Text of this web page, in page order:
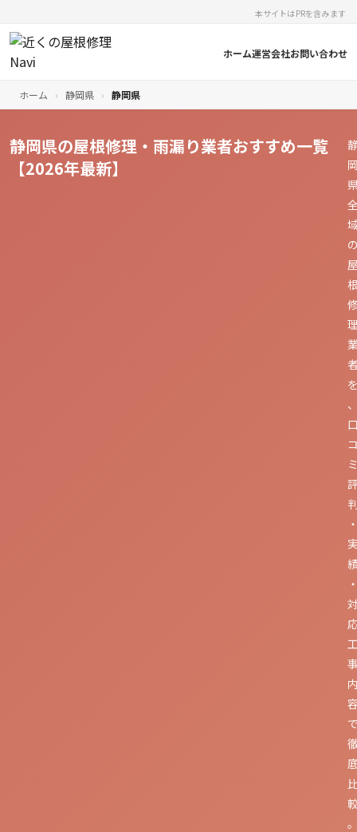
本サイトはPRを含みます
ホーム運営会社お問い合わせ
ホーム › 静岡県 › 静岡県
静岡県の屋根修理・雨漏り業者おすすめ一覧
【2026年最新】